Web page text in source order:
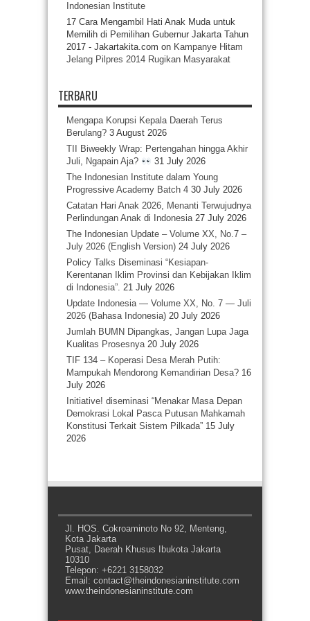
Indonesian Institute
17 Cara Mengambil Hati Anak Muda untuk
Memilih di Pemilihan Gubernur Jakarta Tahun
2017 - Jakartakita.com on Kampanye Hitam
Jelang Pilpres 2014 Rugikan Masyarakat
TERBARU
Mengapa Korupsi Kepala Daerah Terus
Berulang? 3 August 2026
TII Biweekly Wrap: Pertengahan hingga Akhir
Juli, Ngapain Aja?
31 July 2026
The Indonesian Institute dalam Young
Progressive Academy Batch 4 30 July 2026
Catatan Hari Anak 2026, Menanti Terwujudnya
Perlindungan Anak di Indonesia 27 July 2026
The Indonesian Update – Volume XX, No.7 –
July 2026 (English Version) 24 July 2026
Policy Talks Diseminasi “Kesiapan-
Kerentanan Iklim Provinsi dan Kebijakan Iklim
di Indonesia”. 21 July 2026
Update Indonesia — Volume XX, No. 7 — Juli
2026 (Bahasa Indonesia) 20 July 2026
Jumlah BUMN Dipangkas, Jangan Lupa Jaga
Kualitas Prosesnya 20 July 2026
TIF 134 – Koperasi Desa Merah Putih:
Mampukah Mendorong Kemandirian Desa? 16
July 2026
Initiative! diseminasi “Menakar Masa Depan
Demokrasi Lokal Pasca Putusan Mahkamah
Konstitusi Terkait Sistem Pilkada” 15 July
2026
Jl. HOS. Cokroaminoto No 92, Menteng,
Kota Jakarta
Pusat, Daerah Khusus Ibukota Jakarta
10310
Telepon: +6221 3158032
Email: contact@theindonesianinstitute.com
www.theindonesianinstitute.com